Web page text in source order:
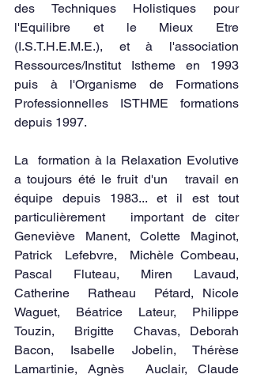
des Techniques Holistiques pour
l'Equilibre et le Mieux Etre
(I.S.T.H.E.M.E.), et à l'association
Ressources/Institut Istheme en 1993
puis à l'Organisme de Formations
Professionnelles ISTHME formations
depuis 1997.
La  formation à la Relaxation Evolutive
a toujours été le fruit d'un   travail en
équipe depuis 1983... et il est tout
particulièrement   important de citer
Geneviève Manent, Colette Maginot,
Patrick  Lefebvre,  Michèle Combeau,
Pascal Fluteau, Miren Lavaud,
Catherine  Ratheau  Pétard, Nicole
Waguet, Béatrice Lateur, Philippe
Touzin,  Brigitte  Chavas, Deborah
Bacon, Isabelle Jobelin, Thérèse
Lamartinie, Agnès  Auclair, Claude